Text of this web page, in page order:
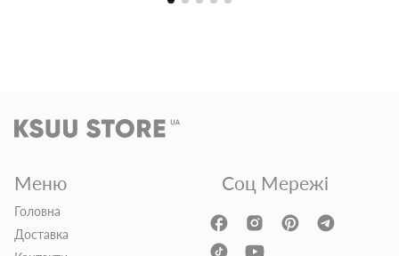
Меню
Головна
Доставка
Соц Мережі